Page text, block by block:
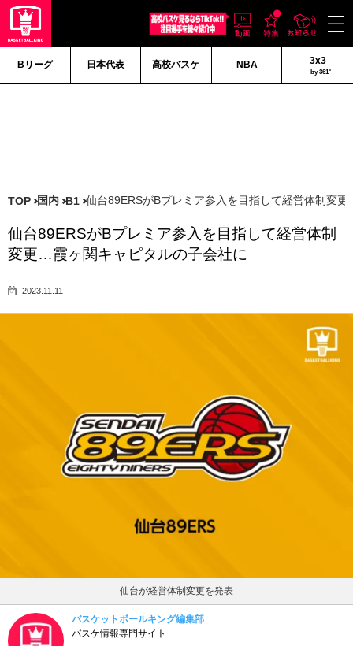
Bリーグ 日本代表 高校バスケ NBA 3x3
by 361°
TOP 国内 B1 仙台89ERSがBプレミア参入を目指して経営体制変
仙台89ERSがBプレミア参入を目指して経営体制
変更…霞ヶ関キャピタルの子会社に
2023.11.11
仙台が経営体制変更を発表
バスケットボールキング編集部
バスケ情報専門サイト